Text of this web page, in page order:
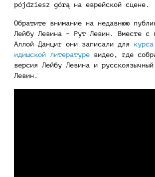
pójdziesz górą на еврейской сцене.
Обратите внимание на недавнюю
Лейбу Левина – Рут Левин. Вместе с
Аллой Данциг они записали для
идишской литературе видео, где
версия Лейбу Левина и
Левин.